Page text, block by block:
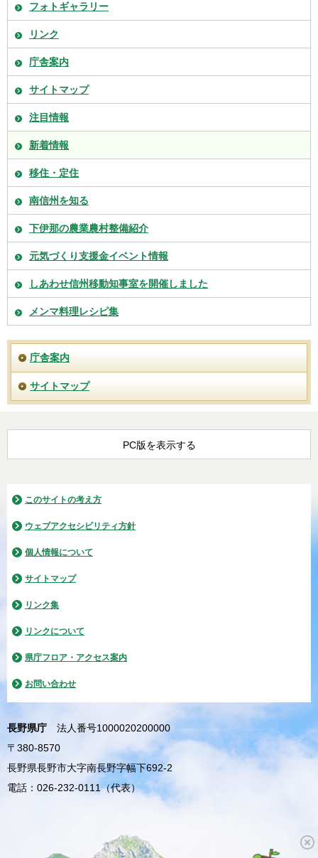
フォトギャラリー
リンク
庁舎案内
サイトマップ
注目情報
新着情報
移住・定住
南信州を知る
下伊那の農業農村整備紹介
元気づくり支援金イベント情報
しあわせ信州移動知事室を開催しました
メンマ料理レシピ集
庁舎案内
サイトマップ
PC版を表示する
このサイトの考え方
ウェブアクセシビリティ方針
個人情報について
サイトマップ
リンク集
リンクについて
県庁フロア・アクセス案内
お問い合わせ
長野県庁
法人番号1000020200000
〒380-8570
長野県長野市大字南長野字幅下692-2
電話：026-232-0111（代表）